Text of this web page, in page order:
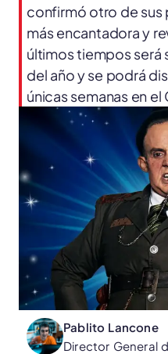
confirmó otro de sus
más encantadora y
últimos tiempos será
del año y se podrá
únicas semanas en el
Pablito Lancone
Director General